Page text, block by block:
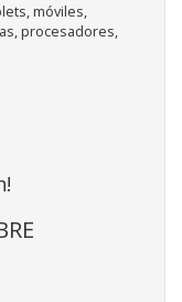
móviles,
procesadores,